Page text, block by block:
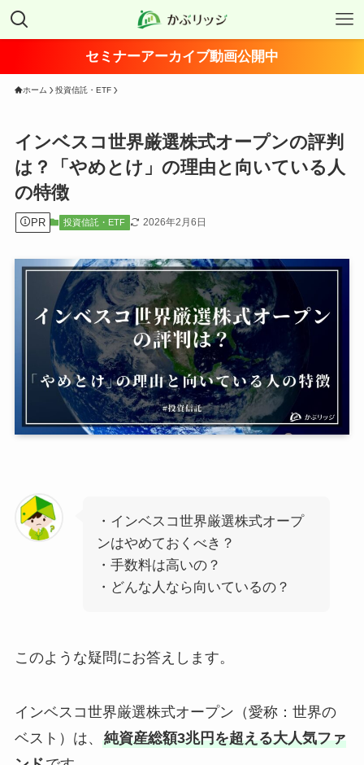
セミナーアーカイブ動画公開中
ホーム 投資信託・ETF
インベスコ世界厳選株式オープンの評判
は？「やめとけ」の理由と向いている人
の特徴
PR 投資信託・ETF 2026年2月6日
・インベスコ世界厳選株式オープ
ンはやめておくべき？
・手数料は高いの？
・どんな人なら向いているの？
このような疑問にお答えします。
インベスコ世界厳選株式オープン（愛称：世界の
ベスト）は、 純資産総額3兆円を超える大人気ファ